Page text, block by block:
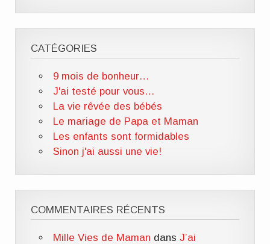
CATÉGORIES
9 mois de bonheur…
J'ai testé pour vous…
La vie rêvée des bébés
Le mariage de Papa et Maman
Les enfants sont formidables
Sinon j'ai aussi une vie!
COMMENTAIRES RÉCENTS
Mille Vies de Maman dans J’ai